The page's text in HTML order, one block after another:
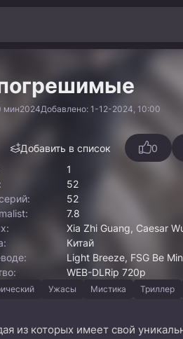
мин2024Добавлено: 1-12-2024, 10:00
Добавить в список 0
1
52
52
7.8
Xia Zhi Guang, Caesar
Китай
Light Breeze, FSG Be
WEB-DLRip 720p
Ужасы Мистика Триллер
из которых имеет свой